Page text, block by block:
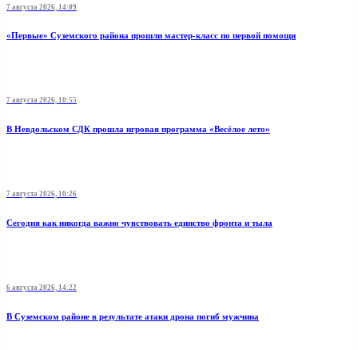
7 августа 2026, 14:09
«Первые» Суземского района прошли мастер-класс по первой помощи
7 августа 2026, 10:55
В Невдольском СДК прошла игровая программа «Весёлое лето»
7 августа 2026, 10:26
Сегодня как никогда важно чувствовать единство фронта и тыла
6 августа 2026, 14:22
В Суземском районе в результате атаки дрона погиб мужчина